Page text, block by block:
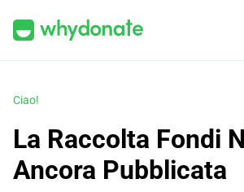
Ciao!
La Raccolta Fondi
Ancora Pubblicata